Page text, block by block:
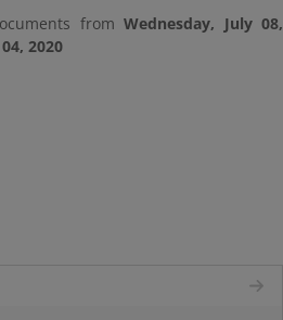
fromWednesday, July 08,
2020